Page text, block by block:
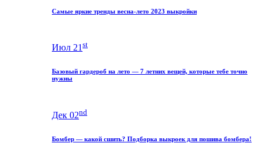
Самые яркие тренды весна-лето 2023 выкройки
Июл 21 st
Базовый гардероб на лето — 7 летних вещей, которые тебе точно
нужны
Дек 02nd
Бомбер — какой сшить? Подборка выкроек для пошива бомбера!